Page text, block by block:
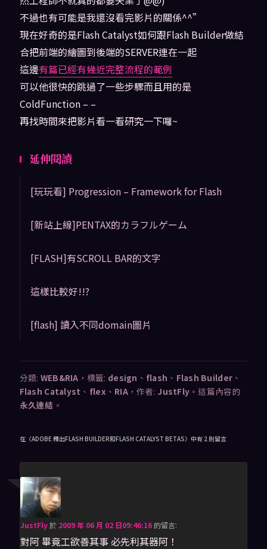
不過也有可能是我還沒看完影片的關係^^”
現在好奇的是Flash Catalyst如何跟Flash Builder做結
合把前端的繪圖到後端的SERVER連在一起
這邊有篇已經有幾近完整流程的範例
可以他很快的跳過了一些步驟而且用的是
ColdFunction – –
再找時間來把影片看一看研究一下囉~
延伸閱讀
[玩玩看] Progression – Framework for Flash
[新站上線]PENTAX的カラフルゲーム
[FLASH]有SCROLL BAR的文字
這樣比較好!!?
[flash] 讀入不同domain圖片
分類: WEB&RIA ，標籤: design 、 flash 、 Flash Builder 、
Flash Catalyst 、 flex 、 RIA，作者: JustFly 。這篇內容的
永久連結 。
在〈ADOBE 釋出FLASH BUILDER和FLASH CATALYST BETAS〉中有 2 則留言
JustFly於 2009 年 06 月 02 日09:46:16的留言:
對阿 畢竟工欲善其事 必先利其器阿！